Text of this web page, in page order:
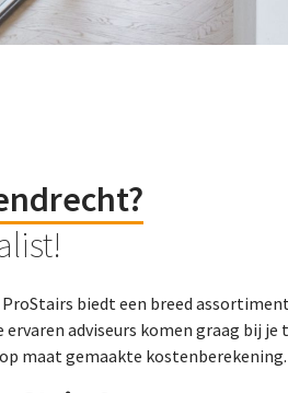
?
biedt een breed
adviseurs komen graag bij je
maat gemaakte kostenberekening.